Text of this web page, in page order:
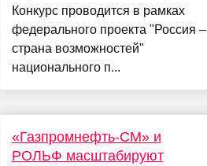
Конкурс проводится в рамках
федерального проекта "Россия –
страна возможностей"
национального п...
«Газпромнефть-СМ» и
РОЛЬФ масштабируют